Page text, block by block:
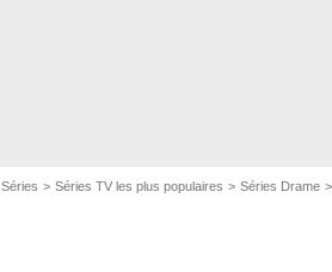
Séries Séries TV les plus populaires Séries Drame